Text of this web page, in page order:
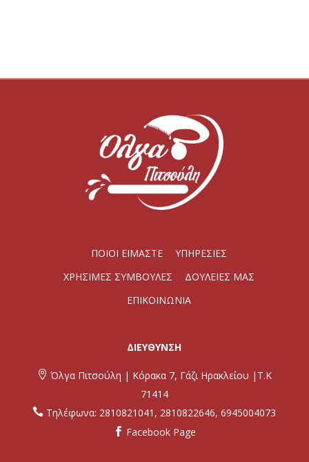
ΠΟΙΟΙ ΕΙΜΑΣΤΕ
ΥΠΗΡΕΣΙΕΣ
ΧΡΗΣΙΜΕΣ ΣΥΜΒΟΥΛΕΣ
ΔΟΥΛΕΙΕΣ ΜΑΣ
ΕΠΙΚΟΙΝΩΝΙΑ
ΔΙΕΥΘΥΝΣΗ
 Όλγα Πιτσούλη | Κόρακα 7, Γάζι Ηρακλείου |Τ.Κ
71414
 Τηλέφωνα: 2810821041 , 2810822646,6945004073
Facebook Page